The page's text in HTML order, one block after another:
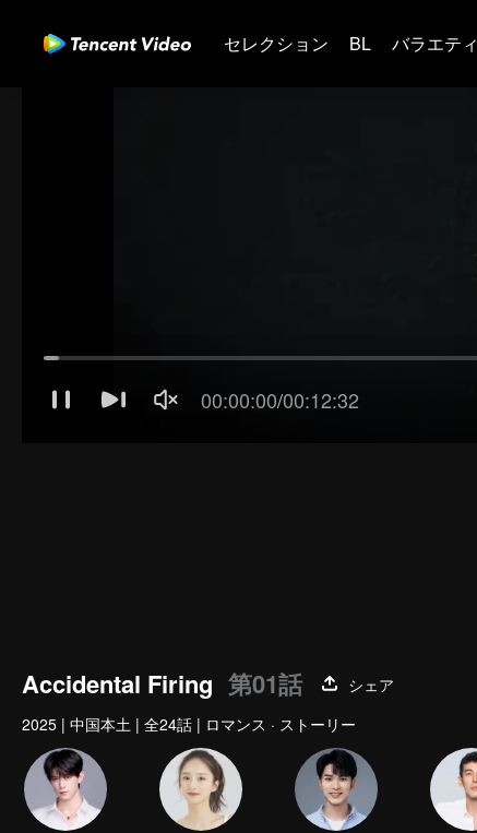
セレクション BL バラエティ
Accidental Firing 第01話
シェア
2025 | 中国本土 | 全24話 | ロマンス · ストーリー